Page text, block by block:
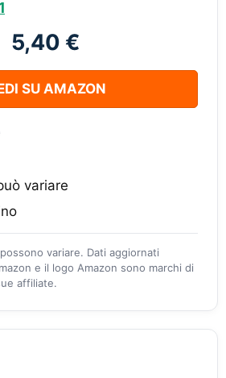
5,40 €
SU AMAZON
variare
variare. Dati aggiornati
e il logo Amazon sono marchi di
affiliate.